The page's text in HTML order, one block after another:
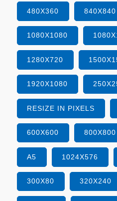
480X360 840X840
1080X1080
1280X720
1920X1080
RESIZE IN PIXELS
600X600 800X800
A5 1024X576
300X80 320X240